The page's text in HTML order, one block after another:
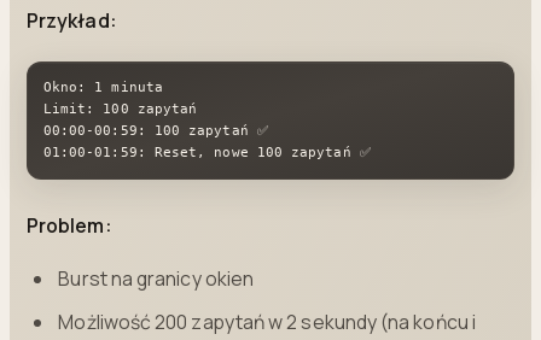
Przykład:
Okno: 1 minuta
Limit: 100 zapytań
00:00-00:59: 100 zapytań ✅
01:00-01:59: Reset, nowe 100 zapytań ✅
Problem:
Burst na granicy okien
Możliwość 200 zapytań w 2 sekundy (na końcu i